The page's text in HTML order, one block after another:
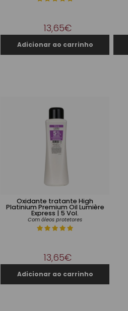
13,65€
Oxidante tratante High
Platinium Premium Oil Lumière
Express | 5 Vol.
Com óleos protetores
13,65€